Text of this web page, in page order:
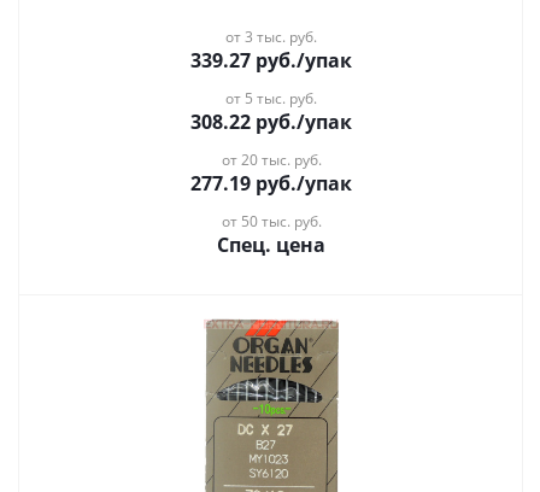
от 3 тыс. руб.
339.27 руб./упак
от 5 тыс. руб.
308.22 руб./упак
от 20 тыс. руб.
277.19 руб./упак
от 50 тыс. руб.
Спец. цена